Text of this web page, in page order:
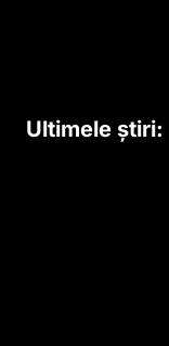
Ultimele știri: